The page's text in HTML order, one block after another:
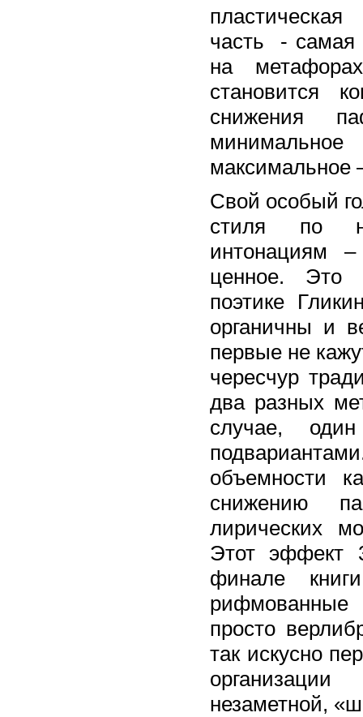
часть - самая
на
становится
снижения
минимальное
максимальное
Свой особый
стиля по
интонациям
ценное. Это
поэтике
органичны и
первые не
чересчур
два разных
случае,
объемности
снижению
лирических
Этот эффект
финале
просто
так искусно
незаметной,